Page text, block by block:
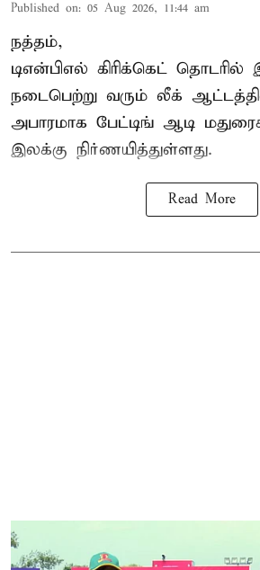
Published on: 05 Aug 2026, 11:44 am
நத்தம்,
டிஎன்பிஎல் கிரிக்கெட் தொடரில்
நடைபெற்று வரும் லீக் ஆட்டத்தில்
அபாரமாக பேட்டிங் ஆடி
இலக்கு நிர்ணயித்துள்ளது.
Read More